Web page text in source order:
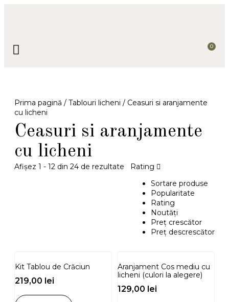
0
Prima pagină / Tablouri licheni / Ceasuri si aranjamente
cu licheni
Ceasuri si aranjamente
cu licheni
Afișez 1 - 12 din 24 de rezultate
Rating
Sortare produse
Popularitate
Rating
Noutăţi
Preţ crescător
Preţ descrescător
Kit Tablou de Crăciun
219,00 lei
Aranjament Cos mediu cu
licheni (culori la alegere)
129,00 lei